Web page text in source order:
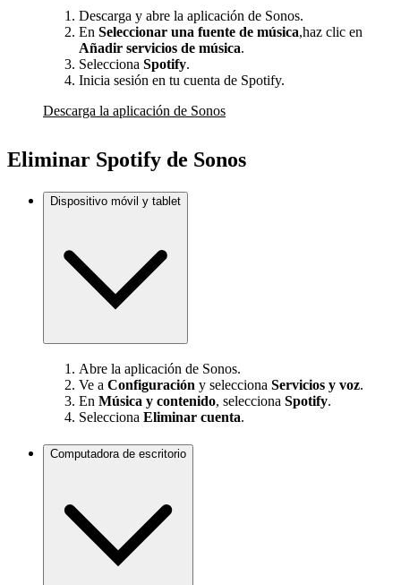
Descarga y abre la aplicación de Sonos.
En Seleccionar una fuente de música,haz clic en
Añadir servicios de música.
Selecciona Spotify.
Inicia sesión en tu cuenta de Spotify.
Descarga la aplicación de Sonos
Eliminar Spotify de Sonos
Dispositivo móvil y tablet
Abre la aplicación de Sonos.
Ve a Configuración y selecciona Servicios y voz.
En Música y contenido, selecciona Spotify.
Selecciona Eliminar cuenta.
Computadora de escritorio